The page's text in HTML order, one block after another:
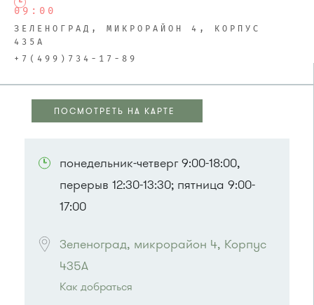
09:00
ЗЕЛЕНОГРАД, МИКРОРАЙОН 4, КОРПУС
435А
+7(499)734-17-89
ПОСМОТРЕТЬ НА КАРТЕ
понедельник-четверг 9:00-18:00,
перерыв 12:30-13:30; пятница 9:00-
17:00
Зеленоград, микрорайон 4, Корпус
435А
Как добраться